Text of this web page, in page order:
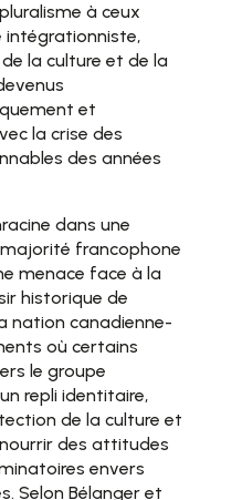
à ceux
intégrationniste,
la culture et de la
et
la crise des
des années
dans une
francophone
menace face à la
historique de
nation canadienne-
où certains
le groupe
repli identitaire,
de la culture et
des attitudes
envers
Selon Bélanger et